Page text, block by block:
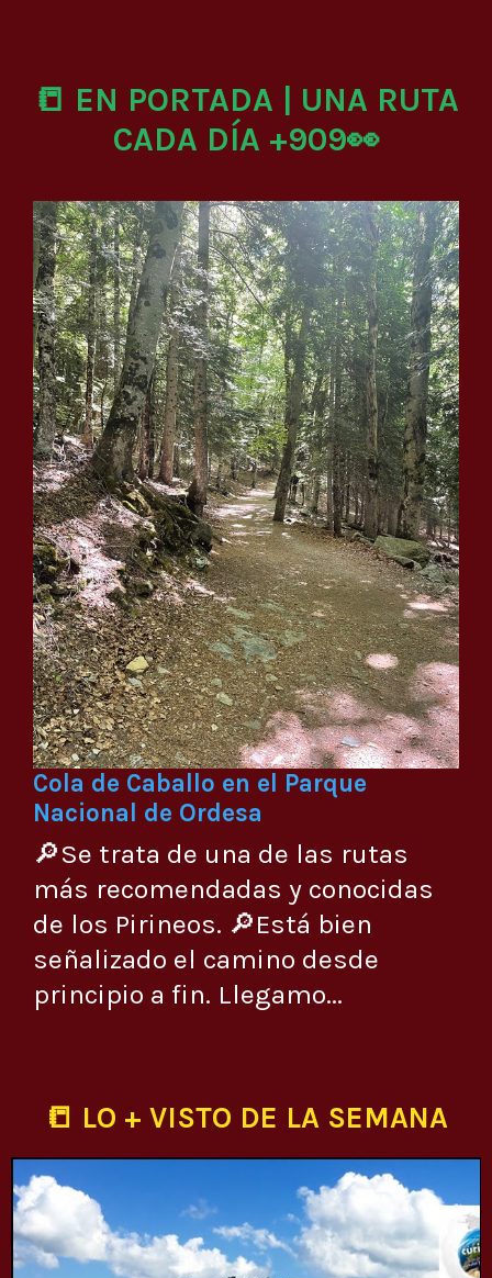
📒 EN PORTADA | UNA RUTA
CADA DÍA +909👀
Cola de Caballo en el Parque
Nacional de Ordesa
🔎Se trata de una de las rutas
más recomendadas y conocidas
de los Pirineos. 🔎Está bien
señalizado el camino desde
principio a fin. Llegamo...
📒 LO + VISTO DE LA SEMANA